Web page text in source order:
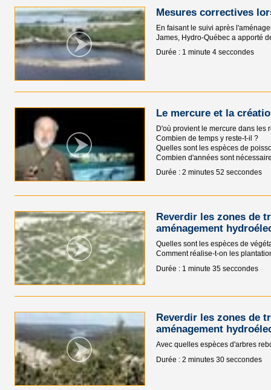
Mesures correctives
En faisant le suivi après
James, Hydro-Québec a apporté
Durée : 1 minute 4 seccondes
Le mercure et la
D'où provient le mercure dans les
Combien de temps y reste-t-il ?
Quelles sont les espèces de
Combien d'années sont
Durée : 2 minutes 52 seccondes
Reverdir les zones de
aménagement
Quelles sont les espèces de
Comment réalise-t-on les
Durée : 1 minute 35 seccondes
Reverdir les zones de
aménagement
Avec quelles espèces d'arbres
Durée : 2 minutes 30 seccondes